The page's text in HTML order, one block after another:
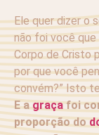
Ele quer dizer o
não foi você
Corpo de Cristo
por que você
convém?” Isto
E agraçafoi
proporção do